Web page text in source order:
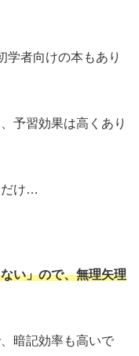
学者向けの本もあり
予習効果は高くあり
だけ…
い」ので、無理矢理
暗記効率も高いで